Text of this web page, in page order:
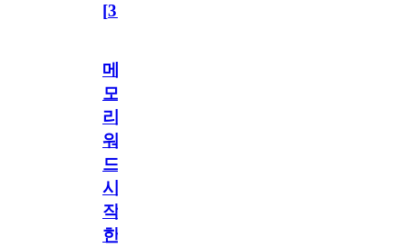
[31
메
모
리
워
드
시
작
한